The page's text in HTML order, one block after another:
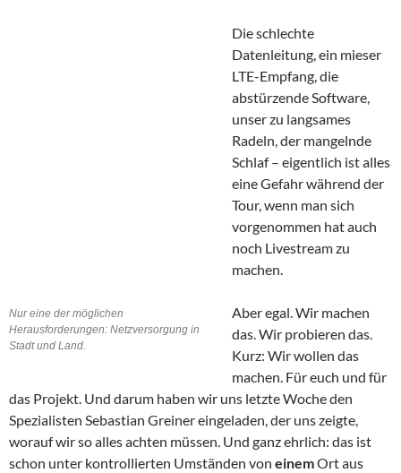
Nur eine der möglichen
Herausforderungen: Netzversorgung in
Stadt und Land.
Die schlechte
Datenleitung, ein mieser
LTE-Empfang, die
abstürzende Software,
unser zu langsames
Radeln, der mangelnde
Schlaf – eigentlich ist alles
eine Gefahr während der
Tour, wenn man sich
vorgenommen hat auch
noch Livestream zu
machen.
Aber egal. Wir machen
das. Wir probieren das.
Kurz: Wir wollen das
machen. Für euch und für
das Projekt. Und darum haben wir uns letzte Woche den
Spezialisten Sebastian Greiner eingeladen, der uns zeigte,
worauf wir so alles achten müssen. Und ganz ehrlich: das ist
schon unter kontrollierten Umständen von einemOrt aus